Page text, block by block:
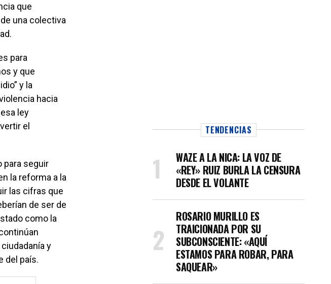
que
una colectiva
para
y que
y la
hacia
ley
el
para seguir
la reforma a la
las cifras que
de ser de
como la
y
del país.
TENDENCIAS
WAZE A LA NICA: LA VOZ DE
«REY» RUIZ BURLA LA CENSURA
DESDE EL VOLANTE
ROSARIO MURILLO ES
TRAICIONADA POR SU
SUBCONSCIENTE: «AQUÍ
ESTAMOS PARA ROBAR, PARA
SAQUEAR»